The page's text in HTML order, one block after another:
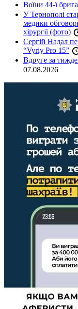
Воїни 44-ї
У Тернополі
медики
хірургії (фото)
Сергій Надал
“Vyriy Pro 15”
Вдруге за
07.08.2026